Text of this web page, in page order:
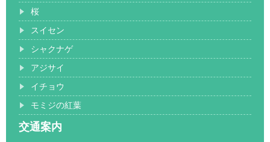
桜
スイセン
シャクナゲ
アジサイ
イチョウ
モミジの紅葉
交通案内